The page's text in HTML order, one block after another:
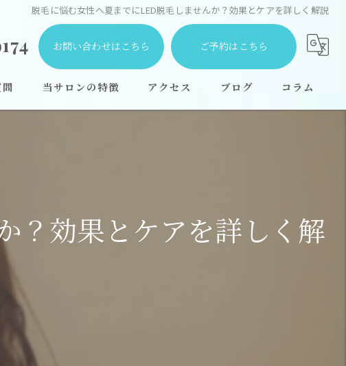
脱毛に悩む女性へ夏までにLED脱毛しませんか？効果とケアを詳しく解説
お問い合わせはこちら ご予約はこちら
当サロンの特徴
顔
アクセス ブログ コラム
？効果とケアを詳しく解